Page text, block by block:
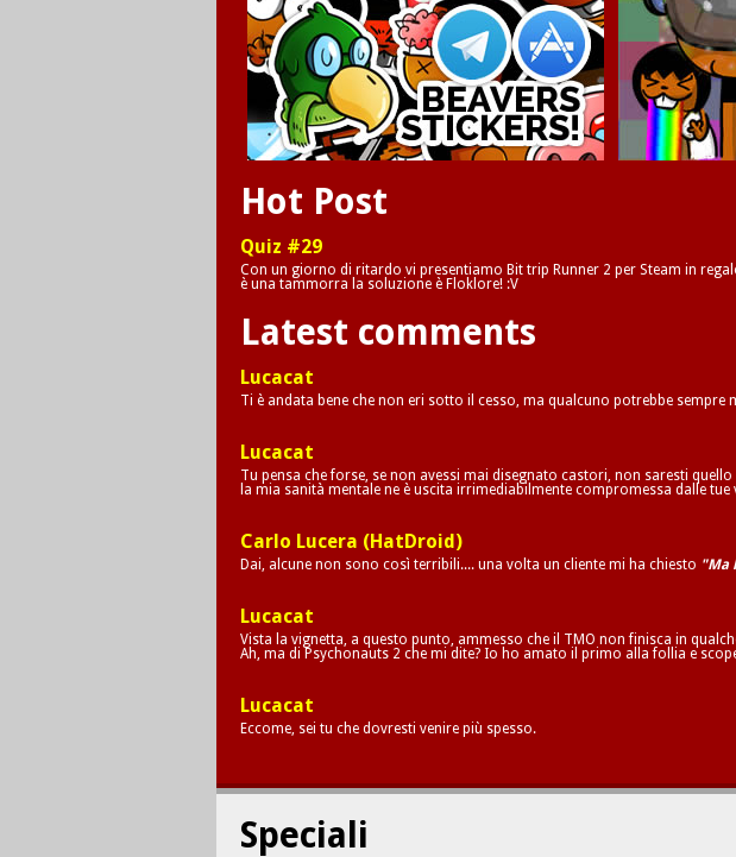
Hot Post
Quiz #29
Con un giorno di ritardo vi presentiamo Bit trip Runner 2 per Steam in
è una tammorra la soluzione è Floklore! :V
Latest comments
Lucacat
Ti è andata bene che non eri sotto il cesso, ma qualcuno potrebbe
Lucacat
Tu pensa che forse, se non avessi mai disegnato castori, non saresti
la mia sanità mentale ne è uscita irrimediabilmente compromessa dalle tue
Carlo Lucera (HatDroid)
Dai, alcune non sono così terribili.... una volta un cliente mi ha chiesto "Ma
Lucacat
Vista la vignetta, a questo punto, ammesso che il TMO non finisca in
Ah, ma di Psychonauts 2 che mi dite? Io ho amato il primo alla follia e
Lucacat
Eccome, sei tu che dovresti venire più spesso.
Speciali